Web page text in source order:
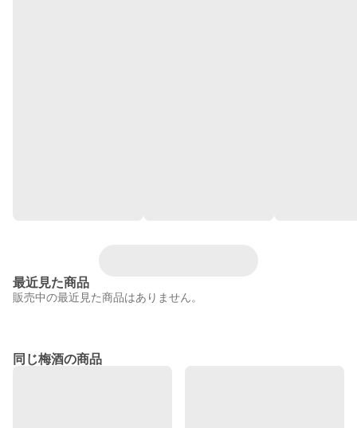
最近見た商品
販売中の最近見た商品はありません。
同じ梅酒の商品